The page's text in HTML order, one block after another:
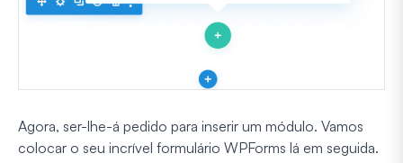
Agora, ser-lhe-á pedido para inserir um módulo. Vamos
colocar o seu incrível formulário WPForms lá em seguida.